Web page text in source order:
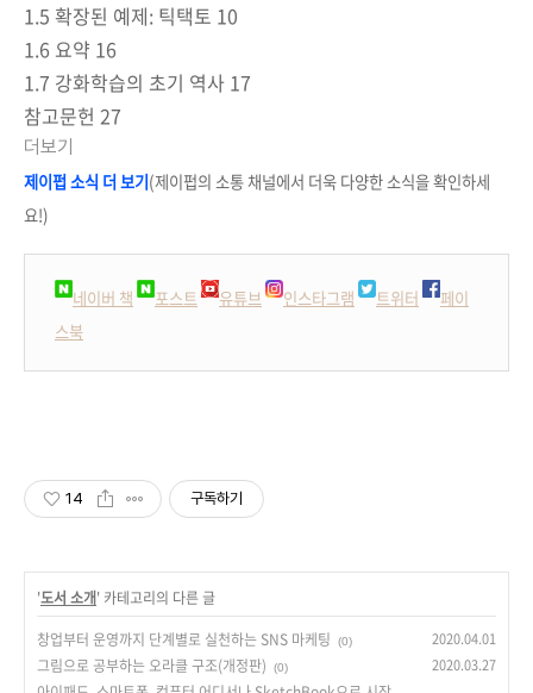
1.5 확장된 예제: 틱택토 10
1.6 요약 16
1.7 강화학습의 초기 역사 17
참고문헌 27
더보기
제이펍 소식 더 보기(제이펍의 소통 채널에서 더욱 다양한 소식을 확인하세
요!)
네이버 책 포스트 유튜브 인스타그램 트위터
페이
스북
14 구독하기
'도서 소개' 카테고리의 다른 글
창업부터 운영까지 단계별로 실천하는 SNS 마케팅
(0) 2020.04.01
그림으로 공부하는 오라클 구조(개정판) (0) 2020.03.27